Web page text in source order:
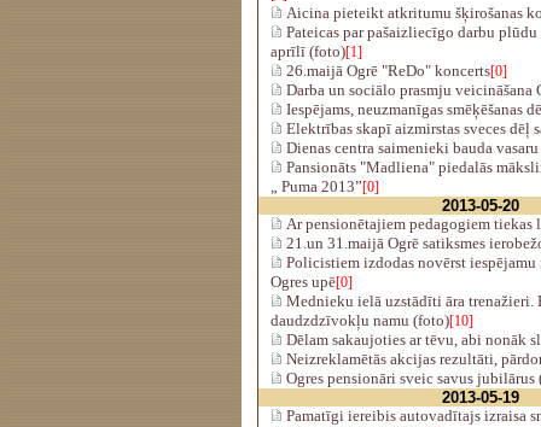
Aicina pieteikt atkritumu šķirošanas
Pateicas par pašaizliecīgo darbu
aprīlī (foto)[1]
26.maijā Ogrē "ReDo" koncerts[0]
Darba un sociālo prasmju veicināšana
Iespējams, neuzmanīgas smēķēšanas
Elektrības skapī aizmirstas sveces dēļ
Dienas centra saimenieki bauda
Pansionāts "Madliena" piedalās
„ Puma 2013”[0]
2013-05-20
Ar pensionētajiem pedagogiem tiekas
21.un 31.maijā Ogrē satiksmes
Policistiem izdodas novērst
Ogres upē[0]
Mednieku ielā uzstādīti āra trenažieri.
daudzdzīvokļu namu (foto)[10]
Dēlam sakaujoties ar tēvu, abi nonāk
Neizreklamētās akcijas rezultāti,
Ogres pensionāri sveic savus jubilārus
2013-05-19
Pamatīgi iereibis autovadītajs izraisa